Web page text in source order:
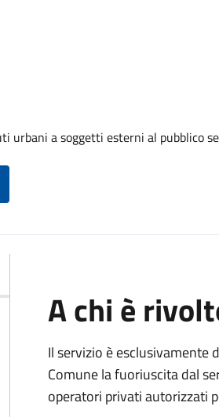
urbani a soggetti esterni al pubblico
A chi è
Il servizio è esclusivamente
Comune la fuoriuscita dal
operatori privati autorizzati